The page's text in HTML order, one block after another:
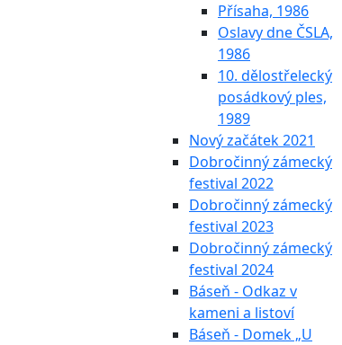
Přísaha, 1986
Oslavy dne ČSLA,
1986
10. dělostřelecký
posádkový ples,
1989
Nový začátek 2021
Dobročinný zámecký
festival 2022
Dobročinný zámecký
festival 2023
Dobročinný zámecký
festival 2024
Báseň - Odkaz v
kameni a listoví
Báseň - Domek „U